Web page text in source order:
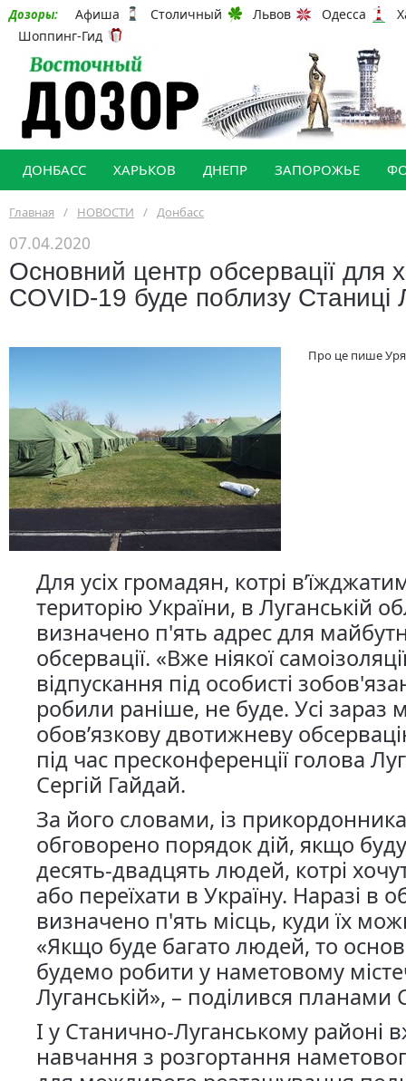
Дозоры: Афиша Столичный Львов Одесса
Шоппинг-Гид
ДОНБАСС ХАРЬКОВ ДНЕПР ЗАПОРОЖЬЕ
Главная / НОВОСТИ / Донбасс
07.04.2020
Основний центр обсервації для
COVID-19 буде поблизу Станиці
Про це пише
Для усіх громадян, котрі
територію України, в Луганській
визначено п'ять адрес для
обсервації. «Вже ніякої
відпускання під особисті
робили раніше, не буде. Усі зараз
обов’язкову двотижневу
під час пресконференції голова
Сергій Гайдай.
За його словами, із
обговорено порядок дій, якщо
десять-двадцять людей, котрі
або переїхати в Україну. Наразі в
визначено п'ять місць, куди їх
«Якщо буде багато людей, то
будемо робити у наметовому
Луганській», – поділився планами
І у Станично-Луганському районі
навчання з розгортання